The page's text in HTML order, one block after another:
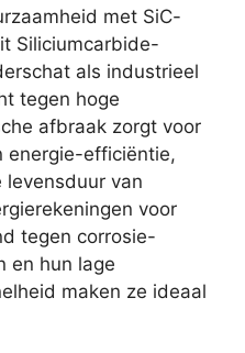
met SiC-
Siliciumcarbide-
als industrieel
tegen hoge
afbraak zorgt voor
energie-efficiëntie,
van
voor
tegen corrosie-
en hun lage
maken ze ideaal